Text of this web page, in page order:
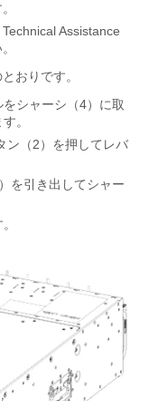
Assistance
おりです。
シャーシ（4）に取
。
ン（2）を押してレバ
を引き出してシャー